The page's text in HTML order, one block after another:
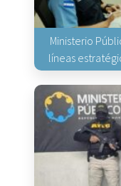
Ministerio
líneas